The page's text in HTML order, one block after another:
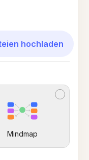
hochladen
Mindmap